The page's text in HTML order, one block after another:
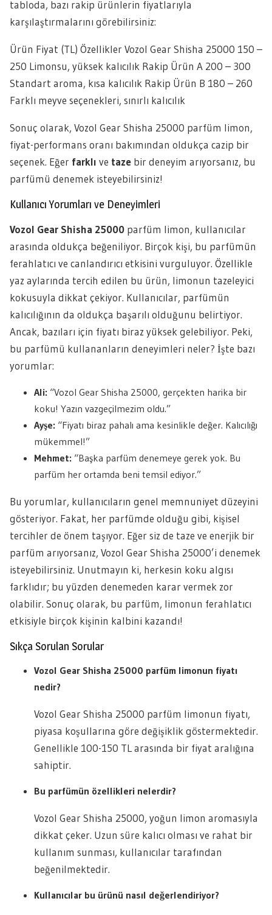
tabloda, bazı rakip ürünlerin fiyatlarıyla
karşılaştırmalarını görebilirsiniz:
Ürün Fiyat (TL) Özellikler Vozol Gear Shisha 25000 150 –
250 Limonsu, yüksek kalıcılık Rakip Ürün A 200 – 300
Standart aroma, kısa kalıcılık Rakip Ürün B 180 – 260
Farklı meyve seçenekleri, sınırlı kalıcılık
Sonuç olarak, Vozol Gear Shisha 25000 parfüm limon,
fiyat-performans oranı bakımından oldukça cazip bir
seçenek. Eğer farklı ve taze bir deneyim arıyorsanız, bu
parfümü denemek isteyebilirsiniz!
Kullanıcı Yorumları ve Deneyimleri
Vozol Gear Shisha 25000 parfüm limon, kullanıcılar
arasında oldukça beğeniliyor. Birçok kişi, bu parfümün
ferahlatıcı ve canlandırıcı etkisini vurguluyor. Özellikle
yaz aylarında tercih edilen bu ürün, limonun tazeleyici
kokusuyla dikkat çekiyor. Kullanıcılar, parfümün
kalıcılığının da oldukça başarılı olduğunu belirtiyor.
Ancak, bazıları için fiyatı biraz yüksek gelebiliyor. Peki,
bu parfümü kullananların deneyimleri neler? İşte bazı
yorumlar:
Ali: “Vozol Gear Shisha 25000, gerçekten harika bir
koku! Yazın vazgeçilmezim oldu.”
Ayşe: “Fiyatı biraz pahalı ama kesinlikle değer. Kalıcılığı
mükemmel!”
Mehmet: “Başka parfüm denemeye gerek yok. Bu
parfüm her ortamda beni temsil ediyor.”
Bu yorumlar, kullanıcıların genel memnuniyet düzeyini
gösteriyor. Fakat, her parfümde olduğu gibi, kişisel
tercihler de önem taşıyor. Eğer siz de taze ve enerjik bir
parfüm arıyorsanız, Vozol Gear Shisha 25000’i denemek
isteyebilirsiniz. Unutmayın ki, herkesin koku algısı
farklıdır; bu yüzden denemeden karar vermek zor
olabilir. Sonuç olarak, bu parfüm, limonun ferahlatıcı
etkisiyle birçok kişinin kalbini kazandı!
Sıkça Sorulan Sorular
Vozol Gear Shisha 25000 parfüm limonun fiyatı
nedir?
Vozol Gear Shisha 25000 parfüm limonun fiyatı,
piyasa koşullarına göre değişiklik göstermektedir.
Genellikle 100-150 TL arasında bir fiyat aralığına
sahiptir.
Bu parfümün özellikleri nelerdir?
Vozol Gear Shisha 25000, yoğun limon aromasıyla
dikkat çeker. Uzun süre kalıcı olması ve rahat bir
kullanım sunması, kullanıcılar tarafından
beğenilmektedir.
Kullanıcılar bu ürünü nasıl değerlendiriyor?